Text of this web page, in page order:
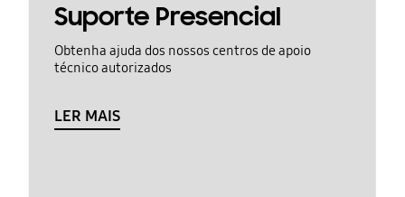
Suporte Presencial
Obtenha ajuda dos nossos centros de apoio
técnico autorizados
LER MAIS